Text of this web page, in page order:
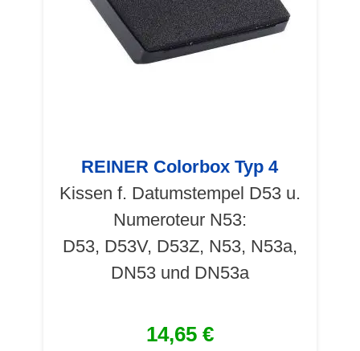
REINER Colorbox Typ 4
Kissen f. Datumstempel D53 u.
Numeroteur N53:
D53, D53V, D53Z, N53, N53a,
DN53 und DN53a
14,65 €